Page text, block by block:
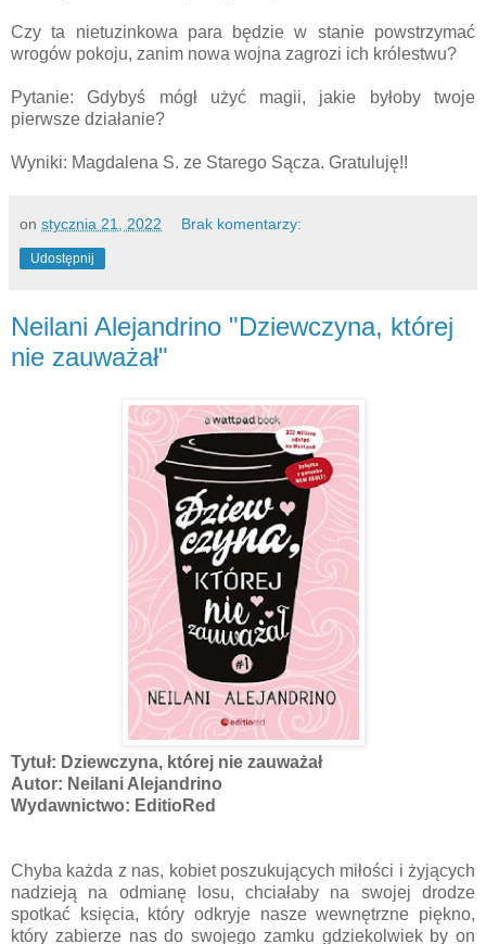
Czy ta nietuzinkowa para będzie w stanie powstrzymać
wrogów pokoju, zanim nowa wojna zagrozi ich królestwu?
Pytanie: Gdybyś mógł użyć magii, jakie byłoby twoje
pierwsze działanie?
Wyniki: Magdalena S. ze Starego Sącza. Gratuluję!!
on stycznia 21, 2022 Brak komentarzy:
Udostępnij
Neilani Alejandrino "Dziewczyna, której
nie zauważał"
Tytuł: Dziewczyna, której nie zauważał
Autor: Neilani Alejandrino
Wydawnictwo: EditioRed
Chyba każda z nas, kobiet poszukujących miłości i żyjących
nadzieją na odmianę losu, chciałaby na swojej drodze
spotkać księcia, który odkryje nasze wewnętrzne piękno,
który zabierze nas do swojego zamku gdziekolwiek by on